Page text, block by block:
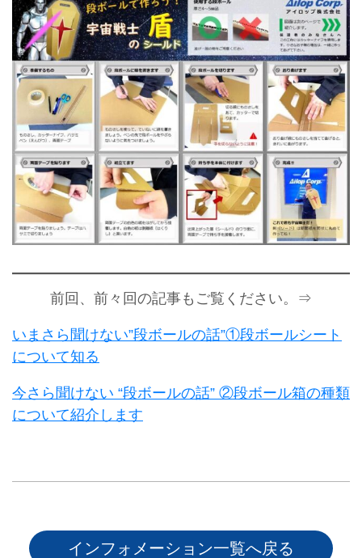
前回、前々回の記事もご覧ください。⇒
いまさら聞けない”段ボールの話”①段ボールシート
について知る
今さら聞けない “段ボールの話” ②段ボール箱の種類
について紹介します
インフォメーション一覧へ戻る